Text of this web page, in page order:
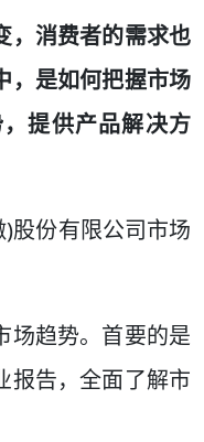
，消费者的需求也
，是如何把握市场
提供产品解决方
份有限公司市场
场趋势。首要的是
报告，全面了解市